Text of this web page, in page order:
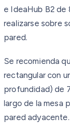
e IdeaHub B2 de
realizarse sobre
pared.
Se recomienda
rectangular con
profundidad) de
largo de la mesa
pared